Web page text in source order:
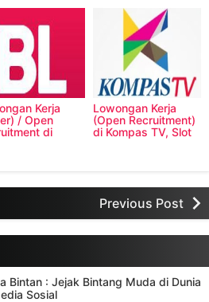
Kerja
/ Open
di
Lowongan Kerja
(Open Recruitment)
di Kompas TV, Slot
Previous Post
Bintan : Jejak Bintang Muda di Dunia
Sosial